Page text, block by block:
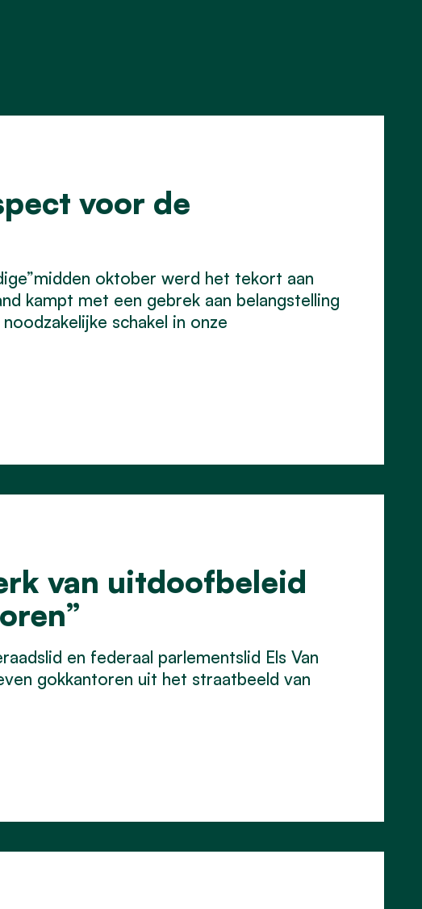
voor de
oktober werd het tekort aan
kampt met een gebrek aan belangstelling
schakel in onze
van uitdoofbeleid
en federaal parlementslid Els Van
gokkantoren uit het straatbeeld van